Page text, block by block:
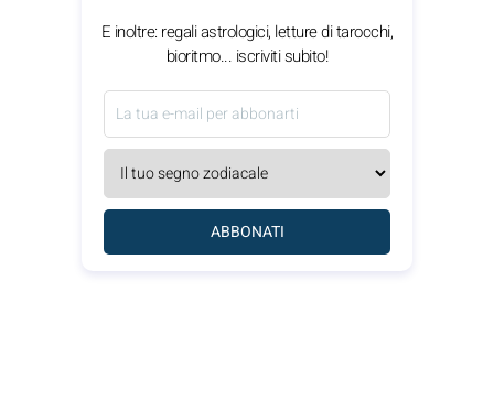
E inoltre: regali astrologici, letture di tarocchi,
bioritmo... iscriviti subito!
ABBONATI